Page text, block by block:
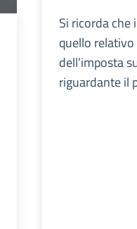
Si ricorda che
quello
dell’imposta
riguardante il